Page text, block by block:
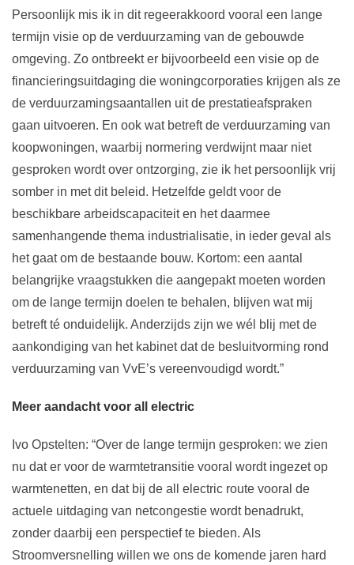
Persoonlijk mis ik in dit regeerakkoord vooral een lange
termijn visie op de verduurzaming van de gebouwde
omgeving. Zo ontbreekt er bijvoorbeeld een visie op de
financieringsuitdaging die woningcorporaties krijgen als ze
de verduurzamingsaantallen uit de prestatieafspraken
gaan uitvoeren. En ook wat betreft de verduurzaming van
koopwoningen, waarbij normering verdwijnt maar niet
gesproken wordt over ontzorging, zie ik het persoonlijk vrij
somber in met dit beleid. Hetzelfde geldt voor de
beschikbare arbeidscapaciteit en het daarmee
samenhangende thema industrialisatie, in ieder geval als
het gaat om de bestaande bouw. Kortom: een aantal
belangrijke vraagstukken die aangepakt moeten worden
om de lange termijn doelen te behalen, blijven wat mij
betreft té onduidelijk. Anderzijds zijn we wél blij met de
aankondiging van het kabinet dat de besluitvorming rond
verduurzaming van VvE’s vereenvoudigd wordt.”
Meer aandacht voor all electric
Ivo Opstelten: “Over de lange termijn gesproken: we zien
nu dat er voor de warmtetransitie vooral wordt ingezet op
warmtenetten, en dat bij de all electric route vooral de
actuele uitdaging van netcongestie wordt benadrukt,
zonder daarbij een perspectief te bieden. Als
Stroomversnelling willen we ons de komende jaren hard